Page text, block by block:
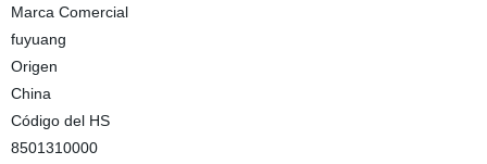
Marca Comercial
fuyuang
Origen
China
Código del HS
8501310000